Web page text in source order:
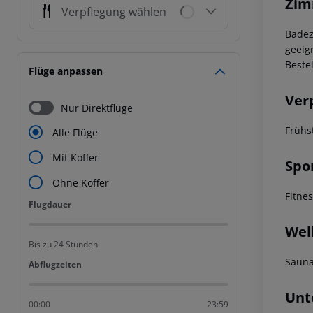
Verpflegung wählen
Flüge anpassen
Nur Direktflüge
Alle Flüge
Mit Koffer
Ohne Koffer
Flugdauer
Flugdauer
Bis zu 24 Stunden
Abflugzeiten
Abflugzeiten
00:00 23:59